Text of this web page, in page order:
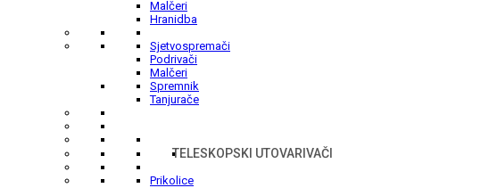
Malčeri
Hranidba
Sjetvospremači
Podrivači
Malčeri
Spremnik
Tanjurače
TELESKOPSKI UTOVARIVAČI
Prikolice